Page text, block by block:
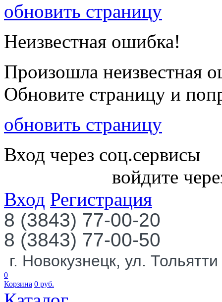
обновить страницу
Неизвестная ошибка!
Произошла неизвестная
Обновите страницу и
обновить страницу
Вход через соц.сервисы
войдите
Вход Регистрация
8 (3843) 77-00-20
8 (3843) 77-00-50
г. Новокузнецк, ул.
0
Корзина 0 руб.